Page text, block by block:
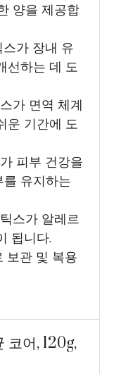
양을 제공합
가 장내 유
선하는 데 도
가 면역 체계
운 기간에 도
피부 건강을
유지하는
스가 알레르
됩니다.
보관 및 복용
코어, 120g,